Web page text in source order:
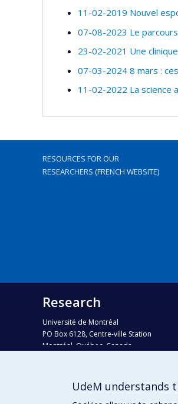
11-02-2019 Nouvel
07-08-2023 Le
23-02-2021 Une
07-03-2024 8 mars :
11-02-2022 La science
RESOURCES FOR OUR
RESEARCHERS (FRENCH WEBSITE)
Research
Université de Montréal
PO Box 6128, Centre-ville Station
Montréal, Québec, Canada
Phone : 514 343-6111, #38492
recherche@umontreal.ca
UdeM understands